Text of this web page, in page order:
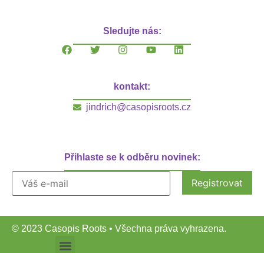
Sledujte nás:
kontakt:
jindrich@casopisroots.cz
Přihlaste se k odběru novinek:
© 2023 Casopis Roots • Všechna práva vyhrazena.